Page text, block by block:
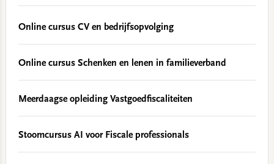
Online cursus CV en bedrijfsopvolging
Online cursus Schenken en lenen in familieverband
Meerdaagse opleiding Vastgoedfiscaliteiten
Stoomcursus AI voor Fiscale professionals